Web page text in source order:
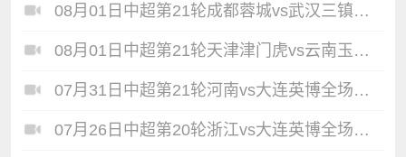
08月01日中超第21轮成都蓉城vs武汉三镇全场录像
08月01日中超第21轮天津津门虎vs云南玉昆全场录像
07月31日中超第21轮河南vs大连英博全场录像
07月26日中超第20轮浙江vs大连英博全场录像